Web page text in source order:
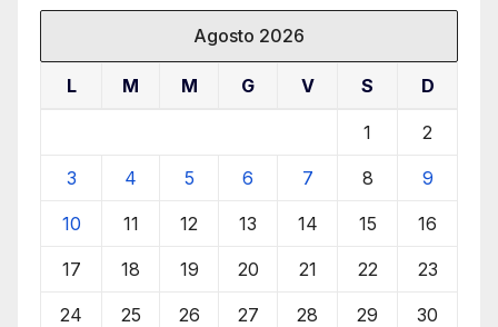
Agosto 2026
L M M G V S D
1 2
3 4 5 6 7 8 9
10 11 12 13 14 15 16
17 18 19 20 21 22 23
24 25 26 27 28 29 30